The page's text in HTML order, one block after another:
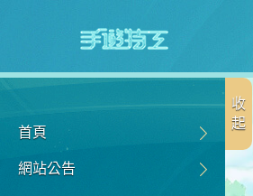
收
起
首頁
網站公告